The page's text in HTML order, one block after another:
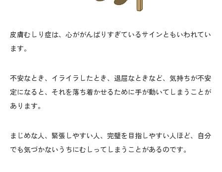
皮膚むしり症は、心ががんばりすぎているサインともいわれてい
ます。
不安なとき、イライラしたとき、退屈なときなど、気持ちが不安
定になると、それを落ち着かせるために手が動いてしまうことが
あります。
まじめな人、緊張しやすい人、完璧を目指しやすい人ほど、自分
でも気づかないうちにむしってしまうことがあるのです。